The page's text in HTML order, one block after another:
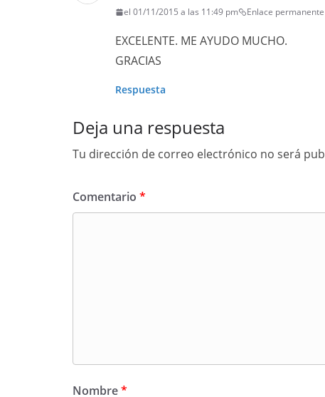
el 01/11/2015 a las 11:49 pm Enlace permanente
EXCELENTE. ME AYUDO MUCHO.
GRACIAS
Respuesta
Deja una respuesta
Tu dirección de correo electrónico no será
Comentario *
Nombre*